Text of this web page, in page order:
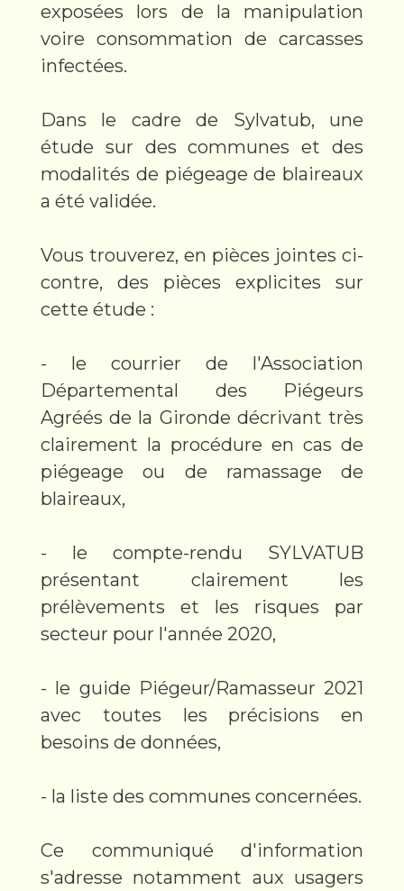
exposées lors de la manipulation
voire consommation de carcasses
infectées.
Dans le cadre de Sylvatub, une
étude sur des communes et des
modalités de piégeage de blaireaux
a été validée.
Vous trouverez, en pièces jointes ci-
contre, des pièces explicites sur
cette étude :
- le courrier de l'Association
Départemental des Piégeurs
Agréés de la Gironde décrivant très
clairement la procédure en cas de
piégeage ou de ramassage de
blaireaux,
- le compte-rendu SYLVATUB
présentant clairement les
prélèvements et les risques par
secteur pour l'année 2020,
- le guide Piégeur/Ramasseur 2021
avec toutes les précisions en
besoins de données,
- la liste des communes concernées.
Ce communiqué d'information
s'adresse notamment aux usagers